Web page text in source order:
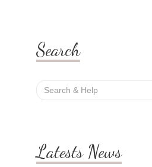
Search
Search
for:
Latests News